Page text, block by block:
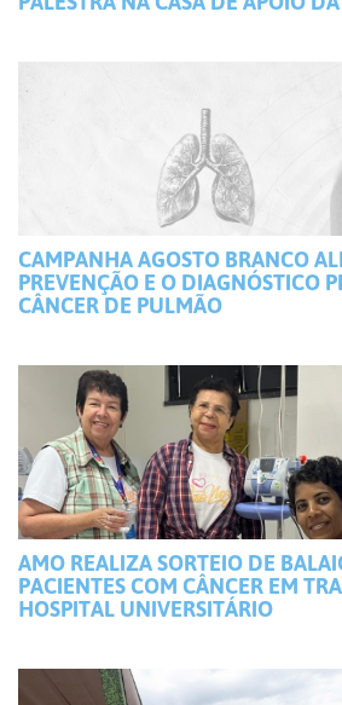
CAMPANHA AGOSTO BRANCO
PREVENÇÃO E O DIAGNÓSTICO
CÂNCER DE PULMÃO
AMO REALIZA SORTEIO DE
PACIENTES COM CÂNCER EM
HOSPITAL UNIVERSITÁRIO